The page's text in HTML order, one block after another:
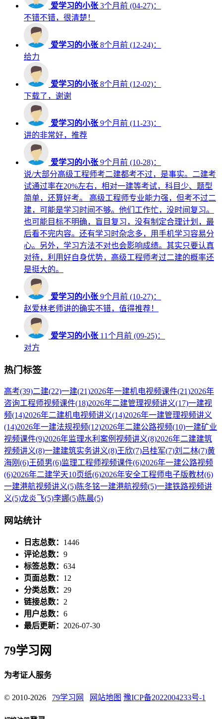
爱学习的小张 3个月前 (04-27)：
不错不错，很清楚！
爱学习的小张 8个月前 (12-24)：
给力
爱学习的小张 8个月前 (12-02)：
下载了，谢谢
爱学习的小张 9个月前 (11-23)：
讲的非常好，推荐
爱学习的小张 9个月前 (10-28)：
说/大部分高级工程师考二建都考不过，是事实。二建考
试通过率在20%左右，相对一建等考试，科目少、题型
简单，还算好考。 高级工程师专业能力强，但考不过二
建，可能是学习时间不够。他们工作忙，没时间复习。
也可能目标不明确，盲目复习，没有制定合理计划，最
后看不完内容。还有学习时杂念多，用手机学习容易分
心。另外，学习方法不对也会影响成绩。其实只要认真
对待，利用好自身优势，高级工程师考过二建的概率还
是挺大的。
爱学习的小张 9个月前 (10-27)：
赵爱林老师讲的确实不错，值得推荐！
爱学习的小张 11个月前 (09-25)：
对方
热门标签
高考(39)二建(22)一建(21)2026年一建机电视频课件(21)2026年
咨询工程师视频课件(18)2026年二建管理视频讲义(17)一建视
频(14)2026年二建机电视频讲义(14)2026年一建管理视频讲义
(14)2026年一建法规视频(12)2026年二建公路视频(10)一建矿业
视频课件(9)2026年监理水利案例视频讲义(8)2026年二建建筑
视频讲义(8)一建建筑实务讲义(8)王欣(7)吕桂军(7)刘二林(7)黄
海刚 (6)王硕男(6)监理工程师视频课件(6)2026年一建公路视频
(6)2026年二建学天10页纸(6)2026年安全工程师电子版教材(6)
一建港航视频讲义(5)陈冬铭一建港航视频(5)一建铁路视频讲
义(5)龙炎飞(5)李娜(5)陈晨(5)
网站统计
日志总数： 1446
评论总数： 9
标签总数： 634
页面总数： 12
分类总数： 29
链接总数： 2
用户总数： 6
最后更新： 2026-07-30
79学习网
为考证人服务
© 2010-2026 79学习网 网站地图 豫ICP备2022004233号-1